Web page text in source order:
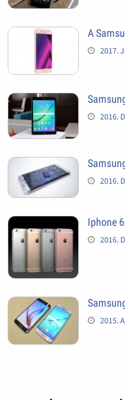
A
2017.
2016.
2016.
Iphone
2016.
2015.